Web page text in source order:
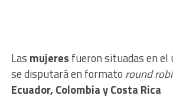
Las mujeres fueron situadas en el
se disputará en formato round
Ecuador, Colombia y Costa Rica